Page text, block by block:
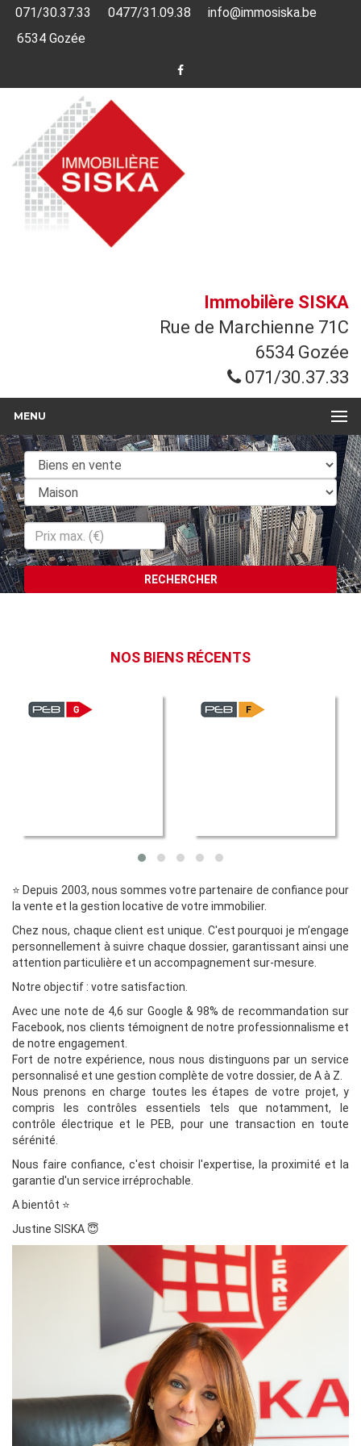
071/30.37.33 0477/31.09.38
info@immosiska.be
6534 Gozée
Immobilère SISKA
Rue de Marchienne 71C
6534 Gozée
071/30.37.33
MENU
RECHERCHER
NOS BIENS RÉCENTS
⭐️ Depuis 2003, nous sommes votre partenaire de confiance pour
la vente et la gestion locative de votre immobilier.
Chez nous, chaque client est unique. C'est pourquoi je m’engage
personnellement à suivre chaque dossier, garantissant ainsi une
attention particulière et un accompagnement sur-mesure.
Notre objectif : votre satisfaction.
Avec une note de 4,6 sur Google & 98% de recommandation sur
Facebook, nos clients témoignent de notre professionnalisme et
de notre engagement.
Fort de notre expérience, nous nous distinguons par un service
personnalisé et une gestion complète de votre dossier, de A à Z.
Nous prenons en charge toutes les étapes de votre projet, y
compris les contrôles essentiels tels que notamment, le
contrôle électrique et le PEB, pour une transaction en toute
sérénité.
Nous faire confiance, c'est choisir l'expertise, la proximité et la
garantie d'un service irréprochable.
A bientôt ⭐️
Justine SISKA 😇